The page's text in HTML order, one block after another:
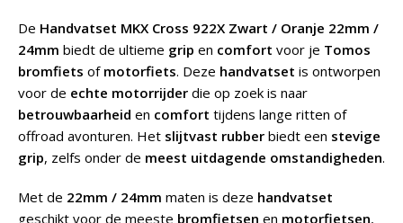
De Handvatset MKX Cross 922X Zwart / Oranje 22mm /
24mm biedt de ultieme grip en comfort voor je Tomos
bromfiets of motorfiets. Deze handvatset is ontworpen
voor de echte motorrijder die op zoek is naar
betrouwbaarheid en comfort tijdens lange ritten of
offroad avonturen. Het slijtvast rubber biedt een stevige
grip, zelfs onder de meest uitdagende omstandigheden.
Met de 22mm / 24mm maten is deze handvatset
geschikt voor de meeste bromfietsen en motorfietsen,